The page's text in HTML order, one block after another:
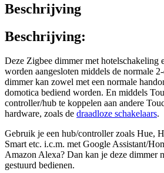
Beschrijving
Beschrijving:
Deze Zigbee dimmer met hotelschakeling
worden aangesloten middels de normale
dimmer kan zowel met een normale
domotica bediend worden. En middels
controller/hub te koppelen aan andere
hardware, zoals de draadloze schakelaars.
Gebruik je een hub/controller zoals Hue,
Smart etc. i.c.m. met Google Assistant/
Amazon Alexa? Dan kan je deze dimmer
gestuurd bedienen.